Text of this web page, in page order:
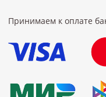
Принимаем к оплате